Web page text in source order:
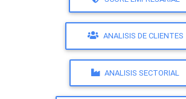
ANALISIS DE CLIENTES
ANALISIS SECTORIAL